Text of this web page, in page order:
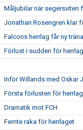
Måljubilar när segersviten
Jonathan Rosengren klar
Falcons herrlag får ny
Förlust i sudden för
Inför Willands med Oskar
Första förlusten för
Dramatik mot FCH
Femte raka för herrlaget